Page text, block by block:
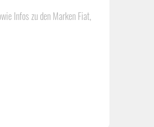
Infos zu den Marken Fiat,